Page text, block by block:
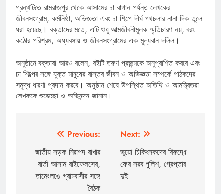
গ্রন্থটিতে রামরাজপুর থেকে আসামের চা বাগান পর্যন্ত লেখকের
জীবনসংগ্রাম, কর্মনিষ্ঠা, অভিজ্ঞতা এবং চা শিল্পে দীর্ঘ পথচলার নানা দিক তুলে
ধরা হয়েছে। বক্তাদের মতে, এটি শুধু আত্মজীবনীমূলক স্মৃতিচারণ নয়, বরং
কঠোর পরিশ্রম, অধ্যবসায় ও জীবনসংগ্রামের এক মূল্যবান দলিল।
অনুষ্ঠানে বক্তারা আরও বলেন, বইটি তরুণ প্রজন্মকে অনুপ্রাণিত করবে এবং
চা শিল্পের সঙ্গে যুক্ত মানুষের বাস্তব জীবন ও অভিজ্ঞতা সম্পর্কে পাঠকদের
সমৃদ্ধ ধারণা প্রদান করবে। অনুষ্ঠান শেষে উপস্থিত অতিথি ও আমন্ত্রিতরা
লেখককে শুভেচ্ছা ও অভিনন্দন জানান।
navigation
Previous:
জাতীয় সড়ক নিরাপদ রাখার
বার্তা আসাম রাইফেলসের,
তামেংলঙে গ্রামবাসীর সঙ্গে
বৈঠক
Next:
ভুয়ো চিকিৎসকদের বিরুদ্ধে
ফের সরব পুলিশ, গ্রেপ্তার
দুই